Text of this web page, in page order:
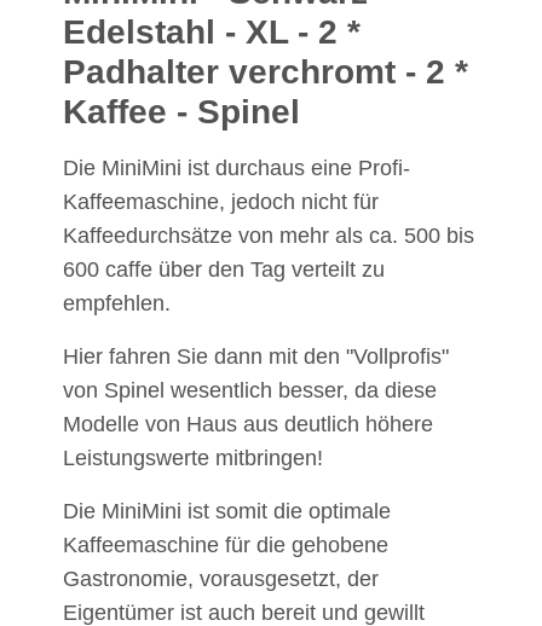
Edelstahl - XL - 2 *
Padhalter verchromt - 2 *
Kaffee - Spinel
Die MiniMini ist durchaus eine Profi-
Kaffeemaschine, jedoch nicht für
Kaffeedurchsätze von mehr als ca. 500 bis
600 caffe über den Tag verteilt zu
empfehlen.
Hier fahren Sie dann mit den "Vollprofis"
von Spinel wesentlich besser, da diese
Modelle von Haus aus deutlich höhere
Leistungswerte mitbringen!
Die MiniMini ist somit die optimale
Kaffeemaschine für die gehobene
Gastronomie, vorausgesetzt, der
Eigentümer ist auch bereit und gewillt